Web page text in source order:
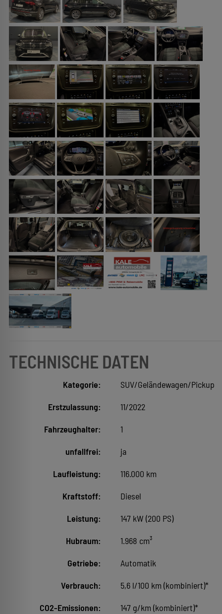
TECHNISCHE DATEN
Kategorie: SUV/Geländewagen/Pickup
Erstzulassung: 11/2022
Fahrzeughalter: 1
unfallfrei: ja
Laufleistung: 116.000 km
Kraftstoff: Diesel
Leistung: 147 kW (200 PS)
Hubraum: 1.968 cm³
Getriebe: Automatik
Verbrauch: 5,6 l/100 km (kombiniert)*
CO2-Emissionen: 147 g/km (kombiniert)*